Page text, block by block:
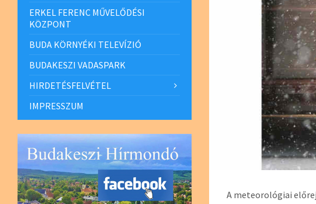
A meteorológiai
ERKEL FERENC MŰVELŐDÉSI
KÖZPONT
BUDA KÖRNYÉKI TELEVÍZIÓ
BUDAKESZI VADASPARK
HIRDETÉSFELVÉTEL
IMPRESSZUM